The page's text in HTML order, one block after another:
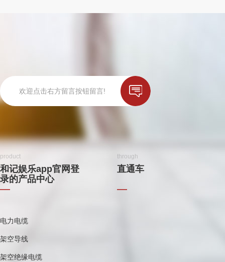
欢迎点击右方留言按钮留言!
product
和记娱乐app官网登
录的产品中心
电力电缆
架空导线
架空绝缘电缆
through
直通车